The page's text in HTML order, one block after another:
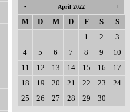
- April 2022
+
M
D M D F S
S
1
2
3
4
5 6 7 8 9
10
11
12 13 14 15 16
17
18
19 20 21 22 23
24
25
26 27 28 29 30